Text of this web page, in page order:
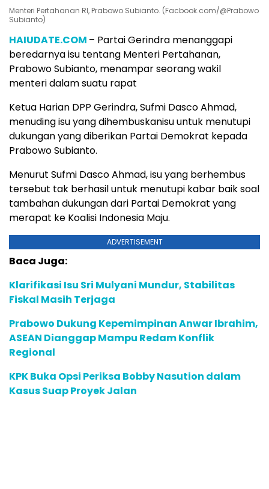
Menteri Pertahanan RI, Prabowo Subianto. (Facbook.com/@Prabowo
Subianto)
HAIUDATE.COM – Partai Gerindra menanggapi
beredarnya isu tentang Menteri Pertahanan,
Prabowo Subianto, menampar seorang wakil
menteri dalam suatu rapat
Ketua Harian DPP Gerindra, Sufmi Dasco Ahmad,
menuding isu yang dihembuskanisu untuk menutupi
dukungan yang diberikan Partai Demokrat kepada
Prabowo Subianto.
Menurut Sufmi Dasco Ahmad, isu yang berhembus
tersebut tak berhasil untuk menutupi kabar baik soal
tambahan dukungan dari Partai Demokrat yang
merapat ke Koalisi Indonesia Maju.
ADVERTISEMENT
Baca Juga:
Klarifikasi Isu Sri Mulyani Mundur, Stabilitas
Fiskal Masih Terjaga
Prabowo Dukung Kepemimpinan Anwar Ibrahim,
ASEAN Dianggap Mampu Redam Konflik
Regional
KPK Buka Opsi Periksa Bobby Nasution dalam
Kasus Suap Proyek Jalan